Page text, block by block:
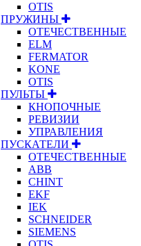
OTIS
ПРУЖИНЫ
ОТЕЧЕСТВЕННЫЕ
ELM
FERMATOR
KONE
OTIS
ПУЛЬТЫ
КНОПОЧНЫЕ
РЕВИЗИИ
УПРАВЛЕНИЯ
ПУСКАТЕЛИ
ОТЕЧЕСТВЕННЫЕ
ABB
CHINT
EKF
IEK
SCHNEIDER
SIEMENS